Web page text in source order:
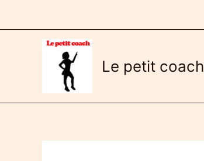
Le petit coach